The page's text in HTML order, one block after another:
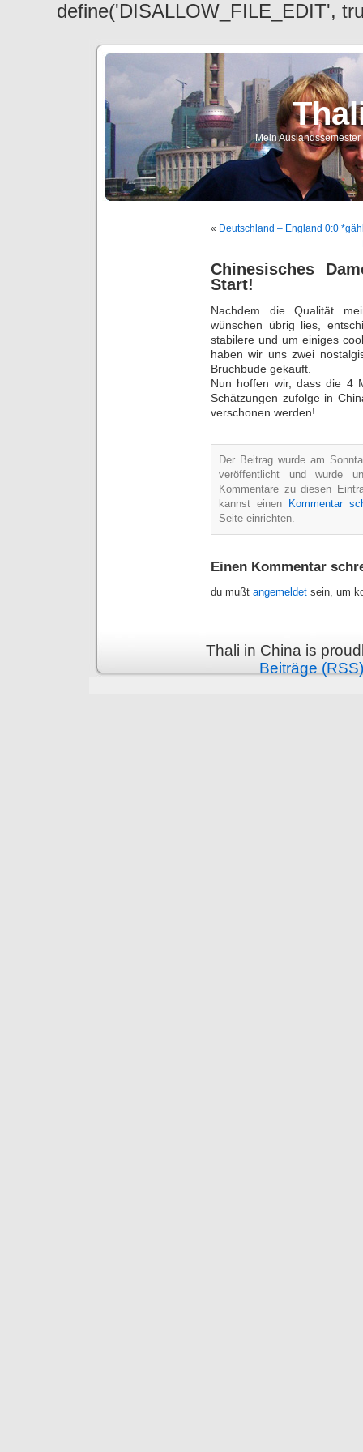
define('DISALLOW_FILE_EDIT',
Mein
« Deutschland – England 0:0
Chinesisches
Start!
Nachdem die Qualität
wünschen übrig lies,
stabilere und um einiges
haben wir uns zwei
Bruchbude gekauft.
Nun hoffen wir, dass die 4
Schätzungen zufolge in
verschonen werden!
Der Beitrag wurde am
veröffentlicht und wurde
Kommentare zu diesen
kannst einen Kommentar
Seite einrichten.
Einen Kommentar
du mußt angemeldet sein, um
Thali in China is
Beiträge (RSS)